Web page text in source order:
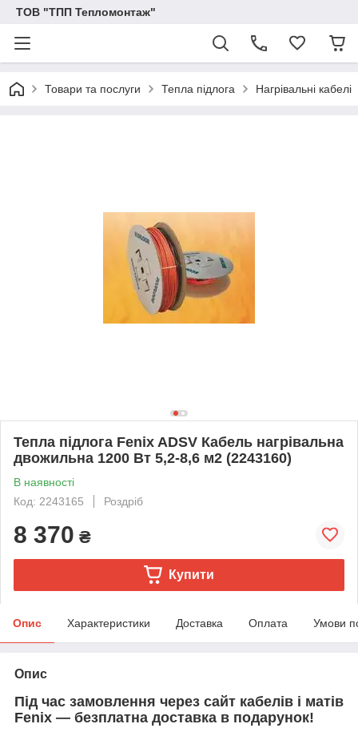
ТОВ "ТПП Тепломонтаж"
Товари та послуги Тепла підлога Нагрівальні кабелі
Тепла підлога Fenix ADSV Кабель нагрівальна
двожильна 1200 Вт 5,2-8,6 м2 (2243160)
В наявності
Код: 2243165
Роздріб
8 370 ₴
Купити
Опис Характеристики Доставка Оплата Умови
Опис
Під час замовлення через сайт кабелів і матів
Fenix — безплатна доставка в подарунок!